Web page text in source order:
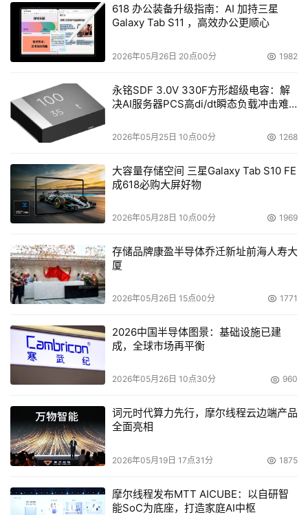
兼具NAS设备在文件共享方面的方便特性。Z-SAN IP存储
技术使用户能够通过交换机或路由器将数据块从SC101直接
转移到客户的计算机中，避免了NAS解决方案中常出现的
CPU密集占用瓶颈，并且提供简便易用的特性，无论从价格
还是容量上都是同类行产品中的佼佼者。
NETGEAR和 Zetera 的这种解决方案不仅拥有比网络连
接存储(NAS)设备更高的性价比，而且由于采用了自动数据
同访问一个本地驱动器，并且具有更强的可扩展性。
SC101 中心存储的主要技术规范如下表：
产品名 网络存储中心
订货号 SC101
SC101接口
- 1个10/100M铜缆RJ-45端口
- 1个Reset 键
协议标准 - IEEE802.3, IEEE802.3u
协议支持 - TCP/IP , DHCP, SAN
618 办公装备升级指南：AI 加持三星
Galaxy Tab S11 ，高效办公更顺心
2026年05月26日 20点00分 1982
永铭SDF 3.0V 330F方形超级电容：解
决AI服务器PCS高di/dt瞬态负载冲击难
2026年05月25日 10点00分 1268
大容量存储空间 三星Galaxy Tab S10 FE
成618必购大屏好物
2026年05月28日 10点00分 1969
存储品牌康盈半导体乔迁新址前海人寿大
厦
2026年05月26日 15点00分 1771
2026中国半导体图景：基础设施已建
成，全球市场再平衡
2026年05月26日 10点30分 960
词元时代算力先行，摩尔线程云边端产品
全面亮相
2026年05月19日 17点31分 1875
摩尔线程发布MTT AICUBE：以自研智
能SoC为底座，打造家庭AI中枢